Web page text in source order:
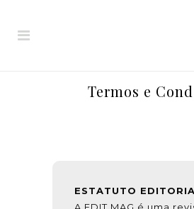
Termos e
ESTATUTO